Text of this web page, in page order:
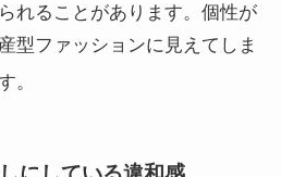
れることがあります。個性が
型ファッションに見えてしま
。